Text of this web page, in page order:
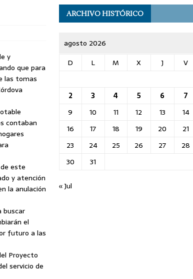
y
que para
las tomas
contaban
este
y atención
la anulación
buscar
el
futuro a las
Proyecto
servicio de
ARCHIVO HISTÓRICO
agosto 2026
D
L M X J V
2
3 4 5 6 7
9
10 11 12 13 14
16
17 18 19 20 21
23
24 25 26 27 28
30
31
« Jul